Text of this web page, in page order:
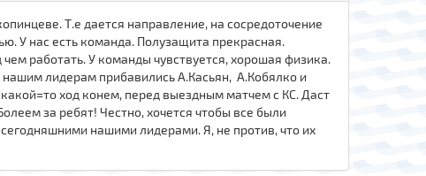
Т.е дается направление, на сосредоточение
У нас есть команда. Полузащита прекрасная.
работать. У команды чувствуется, хорошая физика.
нашим лидерам прибавились А.Касьян, А.Кобялко и
ход конем, перед выездным матчем с КС. Даст
за ребят! Честно, хочется чтобы все были
нашими лидерами. Я, не против, что их